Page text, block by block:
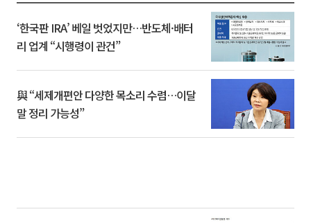
‘한국판 IRA’ 베일 벗었지만…반도체·배터
리 업계 “시행령이 관건”
與 “세제개편안 다양한 목소리 수렴…이달
말 정리 가능성”